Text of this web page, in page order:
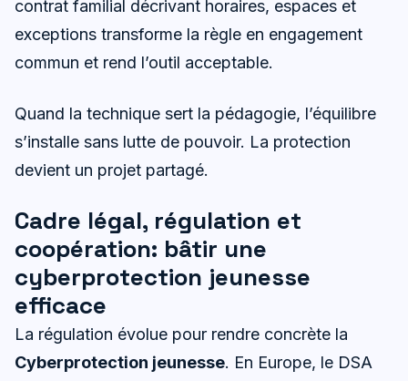
contrat familial décrivant horaires, espaces et
exceptions transforme la règle en engagement
commun et rend l’outil acceptable.
Quand la technique sert la pédagogie, l’équilibre
s’installe sans lutte de pouvoir. La protection
devient un projet partagé.
Cadre légal, régulation et
coopération: bâtir une
cyberprotection jeunesse
efficace
La régulation évolue pour rendre concrète la
Cyberprotection jeunesse. En Europe, le DSA